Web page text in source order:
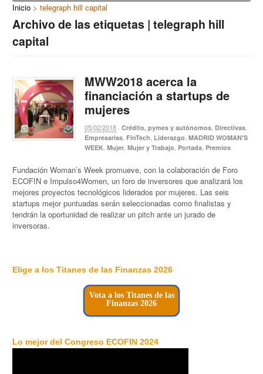
Inicio > telegraph hill capital
Archivo de las etiquetas | telegraph hill
capital
MWW2018 acerca la
financiación a startups de
mujeres
05/02/2018 ·Crédito, pymes y autónomos, Directivas,
Empresarias, FinTech, Liderazgo,MADRID WOMAN'S
WEEK,Mujer,Mujer y Trabajo, Portada, Premios
Fundación Woman’s Week promueve, con la colaboración de Foro
ECOFIN e Impulso4Women, un foro de inversores que analizará los
mejores proyectos tecnológicos liderados por mujeres. Las seis
startups mejor puntuadas serán seleccionadas como finalistas y
tendrán la oportunidad de realizar un pitch ante un jurado de
inversoras.
Elige a los Titanes de las Finanzas 2026
Vota a los Titanes de las
Finanzas 2026
Lo mejor del Congreso ECOFIN 2024